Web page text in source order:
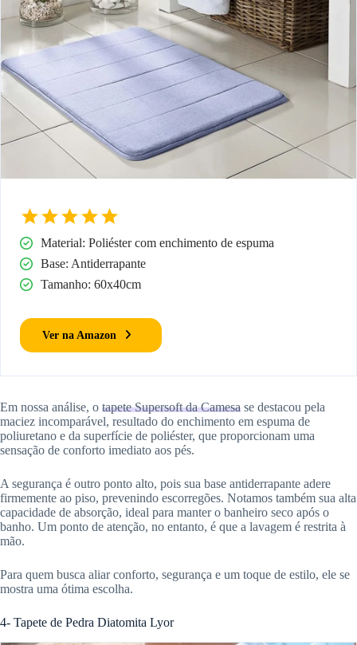
Material: Poliéster com enchimento de espuma
Base: Antiderrapante
Tamanho: 60x40cm
Ver na Amazon
Em nossa análise, o tapete Supersoft da Camesa se destacou pela
maciez incomparável, resultado do enchimento em espuma de
poliuretano e da superfície de poliéster, que proporcionam uma
sensação de conforto imediato aos pés.
A segurança é outro ponto alto, pois sua base antiderrapante adere
firmemente ao piso, prevenindo escorregões. Notamos também sua alta
capacidade de absorção, ideal para manter o banheiro seco após o
banho. Um ponto de atenção, no entanto, é que a lavagem é restrita à
mão.
Para quem busca aliar conforto, segurança e um toque de estilo, ele se
mostra uma ótima escolha.
4- Tapete de Pedra Diatomita Lyor